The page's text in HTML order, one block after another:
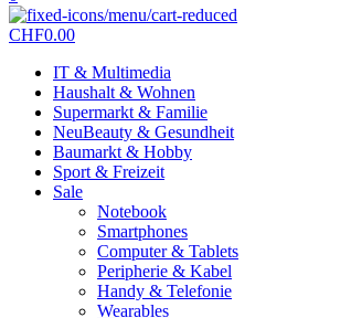
CHF0.00
IT & Multimedia
Haushalt & Wohnen
Supermarkt & Familie
NeuBeauty & Gesundheit
Baumarkt & Hobby
Sport & Freizeit
Sale
Notebook
Smartphones
Computer & Tablets
Peripherie & Kabel
Handy & Telefonie
Wearables